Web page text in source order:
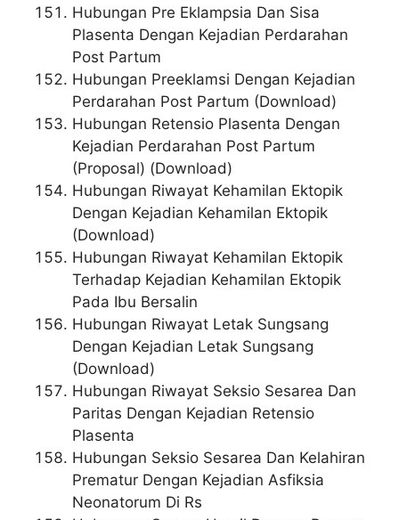
Hubungan Pre Eklampsia Dan Sisa
Plasenta Dengan Kejadian Perdarahan
Post Partum
Hubungan Preeklamsi Dengan Kejadian
Perdarahan Post Partum (Download)
Hubungan Retensio Plasenta Dengan
Kejadian Perdarahan Post Partum
(Proposal) (Download)
Hubungan Riwayat Kehamilan Ektopik
Dengan Kejadian Kehamilan Ektopik
(Download)
Hubungan Riwayat Kehamilan Ektopik
Terhadap Kejadian Kehamilan Ektopik
Pada Ibu Bersalin
Hubungan Riwayat Letak Sungsang
Dengan Kejadian Letak Sungsang
(Download)
Hubungan Riwayat Seksio Sesarea Dan
Paritas Dengan Kejadian Retensio
Plasenta
Hubungan Seksio Sesarea Dan Kelahiran
Prematur Dengan Kejadian Asfiksia
Neonatorum Di Rs